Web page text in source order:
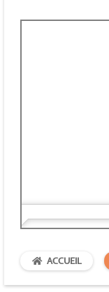
ACCUEIL